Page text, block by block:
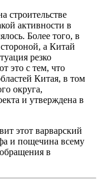
строительстве
активности в
Более того, в
а Китай
резко
это с тем, что
Китая, в том
округа,
и утверждена в
этот варварский
и пощечина всему
в